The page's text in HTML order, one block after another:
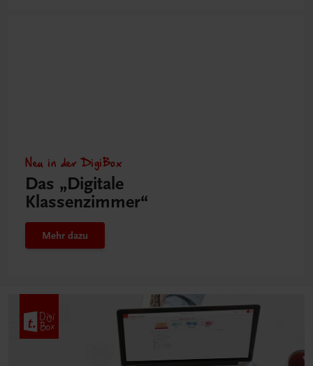
Neu in der DigiBox
Das „Digitale
Klassenzimmer“
Mehr dazu